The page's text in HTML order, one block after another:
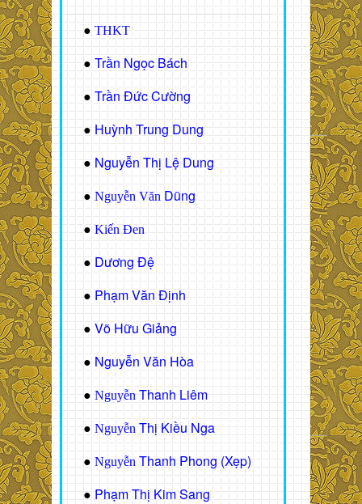
● THKT
● Trần Ngọc Bách
● Trần Đức Cường
● Huỳnh Trung Dung
● Nguyễn Thị Lệ Dung
● Nguyễn Văn Dũng
● Kiến Đen
● Dương Đệ
● Phạm Văn Định
● Võ Hữu Giảng
● Nguyễn Văn Hòa
● Nguyễn Thanh Liêm
● Nguyễn Thị Kiều Nga
● Nguyễn Thanh Phong (Xẹp)
● Phạm Thị Kim Sang